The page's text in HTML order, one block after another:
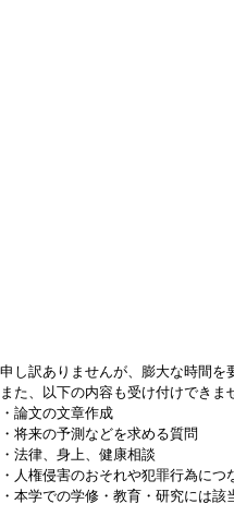
申し訳ありませんが、膨大な時間を
また、以下の内容も受け付けできま
・論文の文章作成
・将来の予測などを求める質問
・法律、身上、健康相談
・人権侵害のおそれや犯罪行為につ
・本学での学修・教育・研究には該